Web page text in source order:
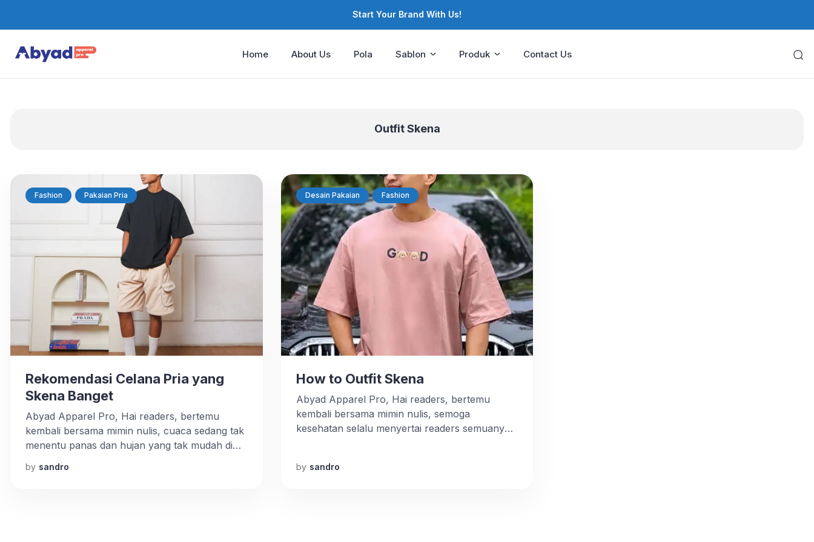
Start Your Brand With Us!
Home About Us Pola Sablon Produk Contact Us
Outfit Skena
Fashion Pakaian Pria
Rekomendasi Celana Pria yang
Skena Banget
Abyad Apparel Pro, Hai readers, bertemu
kembali bersama mimin nulis, cuaca sedang tak
menentu panas dan hujan yang tak mudah di
ceileh…, jadi baper kan? Cukup, cukup saatnya
by sandro
Desain Pakaian Fashion
How to Outfit Skena
Abyad Apparel Pro, Hai readers, bertemu
kembali bersama mimin nulis, semoga
kesehatan selalu menyertai readers semuanya
maya. Kira-kira readers udah bisa tebak belum
by sandro